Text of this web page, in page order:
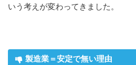
いう考えが変わってきました。
製造業＝安定で無い理由